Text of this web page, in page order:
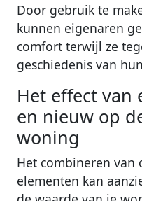
Door gebruik te
kunnen eigenaren
comfort terwijl ze
geschiedenis van
Het effect van
en nieuw op
woning
Het combineren van
elementen kan